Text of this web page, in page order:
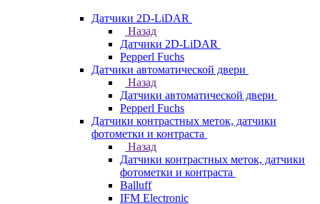
Датчики 2D-LiDAR
Назад
Датчики 2D-LiDAR
Pepperl Fuchs
Датчики автоматической двери
Назад
Датчики автоматической двери
Pepperl Fuchs
Датчики контрастных меток, датчики
фотометки и контраста
Назад
Датчики контрастных меток, датчики
фотометки и контраста
Balluff
IFM Electronic